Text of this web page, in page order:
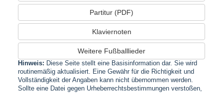
Partitur (PDF)
Klaviernoten
Weitere Fußballlieder
Hinweis: Diese Seite stellt eine Basisinformation dar. Sie wird
routinemäßig aktualisiert. Eine Gewähr für die Richtigkeit und
Vollständigkeit der Angaben kann nicht übernommen werden.
Sollte eine Datei gegen Urheberrechtsbestimmungen verstoßen,